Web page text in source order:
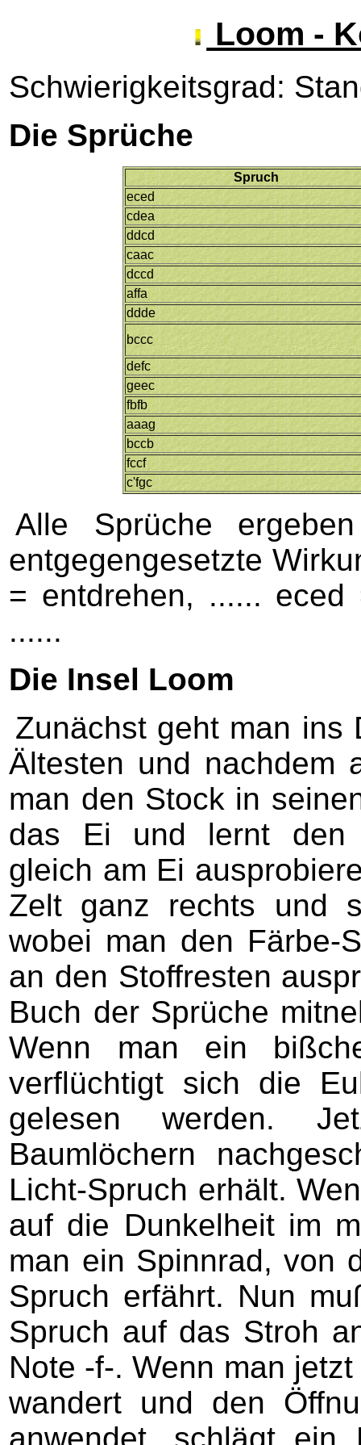
Loom -
Schwierigkeitsgrad:
Die Sprüche
Spruch
eced
cdea
ddcd
caac
dccd
affa
ddde
bccc
defc
geec
fbfb
aaag
bccb
fccf
c'fgc
Alle Sprüche
entgegengesetzte
= entdrehen, ......
......
Die Insel Loom
Zunächst geht man ins
Ältesten und nachdem
man den Stock in
das Ei und lernt den
gleich am Ei
Zelt ganz rechts und
wobei man den Färbe-
an den Stoffresten
Buch der Sprüche
Wenn man ein
verflüchtigt sich die
gelesen werden.
Baumlöchern
Licht-Spruch erhält.
auf die Dunkelheit im
man ein Spinnrad, von
Spruch erfährt. Nun
Spruch auf das Stroh
Note -f-. Wenn man
wandert und den
anwendet, schlägt